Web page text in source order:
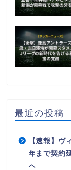
最近の投稿
【速報】ヴ
年まで契約
へ